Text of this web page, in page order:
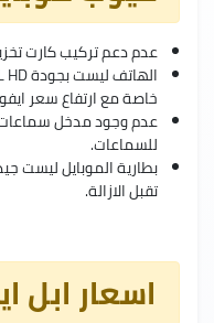
عدم دعم تركيب كارت
خاصة مع ارتفاع سعر
للسماعات.
بطارية الموبايل ليست
تقبل الازالة.
اسعار ابل